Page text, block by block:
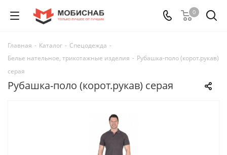
0
Главная - Каталог - Спецодежда -
Белье нательное, трикотажные изделия - Рубашка-поло (корот.рукав)
серая
Рубашка-поло (корот.рукав) серая